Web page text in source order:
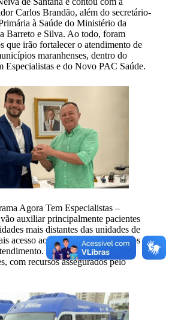
Carlos Brandão, além do secretário-
à Saúde do Ministério da
Barreto e Silva. Ao todo, foram
que irão fortalecer o atendimento de
maranhenses, dentro do
Especialistas e do Novo PAC Saúde.
Agora Tem Especialistas –
auxiliar principalmente pacientes
mais distantes das unidades de
acesso aos serviços especializados e
O investimento federal
com recursos assegurados pelo